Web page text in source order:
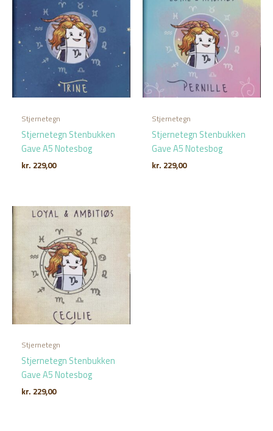
Stjernetegn
Stjernetegn Stenbukken
Gave A5 Notesbog
kr. 229,00
Stjernetegn
Stjernetegn Stenbukken
Gave A5 Notesbog
kr. 229,00
Stjernetegn
Stjernetegn Stenbukken
Gave A5 Notesbog
kr. 229,00